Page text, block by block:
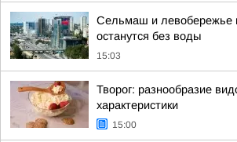
Сельмаш и левобережье
останутся без воды
15:03
Творог: разнообразие
характеристики
15:00